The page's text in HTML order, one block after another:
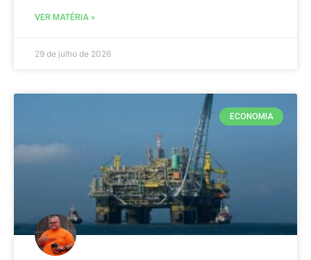
VER MATÉRIA »
29 de julho de 2026
ECONOMIA